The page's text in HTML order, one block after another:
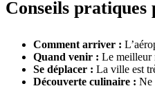
Conseils
Comment arriver :
Quand venir : Le meilleur
Se déplacer : La ville est
Découverte culinaire : Ne